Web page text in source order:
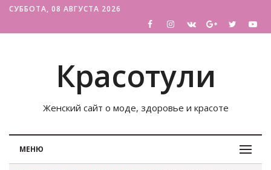
СУББОТА, 08 АВГУСТА 2026
Красотули
Женский сайт о моде, здоровье и красоте
МЕНЮ